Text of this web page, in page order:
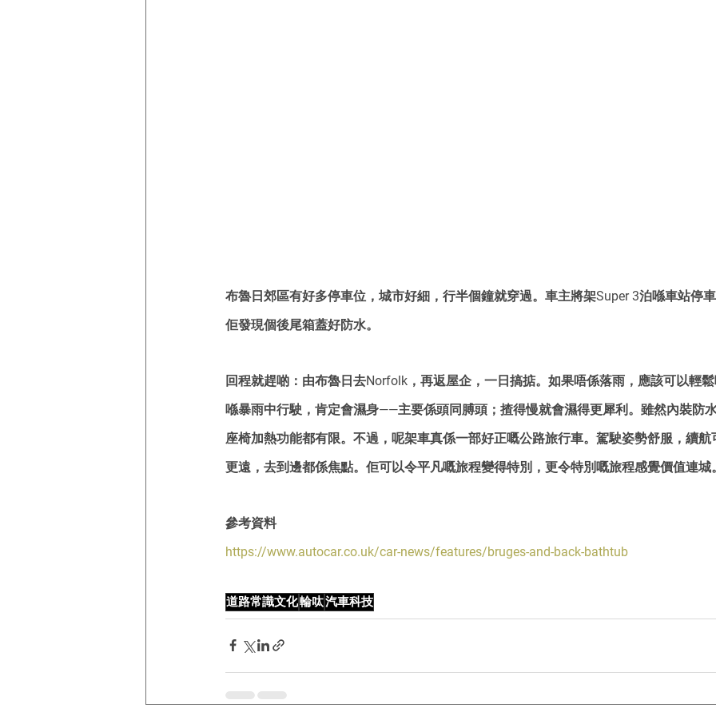
布魯日郊區有好多停車位，城市好細，行半個鐘就穿過。車主將架Super 3泊喺車站停車
佢發現個後尾箱蓋好防水。
回程就趕啲：由布魯日去Norfolk，再返屋企，一日搞掂。如果唔係落雨，應該可以輕
喺暴雨中行駛，肯定會濕身——主要係頭同膊頭；揸得慢就會濕得更犀利。雖然內裝防
座椅加熱功能都有限。不過，呢架車真係一部好正嘅公路旅行車。駕駛姿勢舒服，續
更遠，去到邊都係焦點。佢可以令平凡嘅旅程變得特別，更令特別嘅旅程感覺價值連城。
參考資料
https://www.autocar.co.uk/car-news/features/bruges-and-back-bathtub
道路常識文化輪呔汽車科技